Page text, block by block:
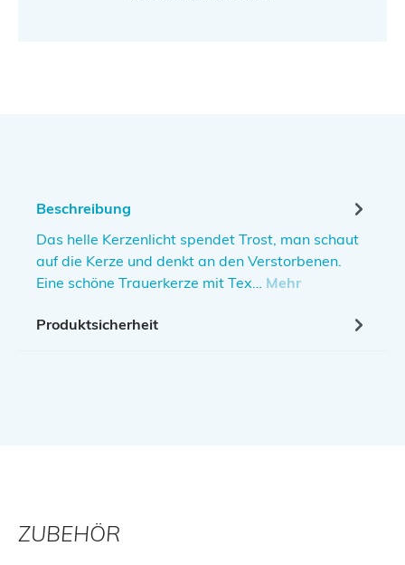
Beschreibung
Das helle Kerzenlicht spendet Trost, man schaut
auf die Kerze und denkt an den Verstorbenen.
Eine schöne Trauerkerze mit Tex… Mehr
Produktsicherheit
ZUBEHÖR